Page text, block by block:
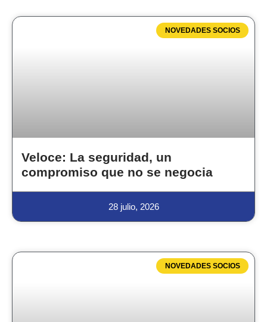
NOVEDADES SOCIOS
Veloce: La seguridad, un
compromiso que no se negocia
28 julio, 2026
NOVEDADES SOCIOS